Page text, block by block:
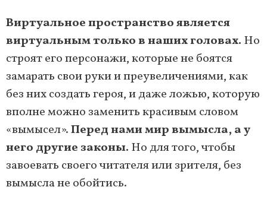
Виртуальное пространство является
виртуальным только в наших головах. Но
строят его персонажи, которые не боятся
замарать свои руки и преувеличениями, как
без них создать героя, и даже ложью, которую
вполне можно заменить красивым словом
«вымысел».Перед нами мир вымысла, а у
него другие законы. Но для того, чтобы
завоевать своего читателя или зрителя, без
вымысла не обойтись.